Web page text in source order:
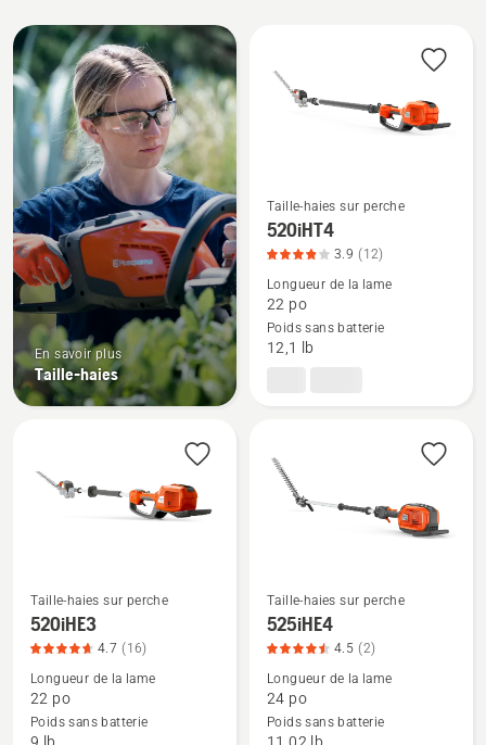
All
products
En savoir plus
Taille-haies
Voir
plus
de
détails
sur
520iHT4,
3.917
Taille-haies sur perche
520iHT4
3.9 (12)
Longueur de la lame
22 po
Poids sans batterie
12,1 lb
Voir
plus
de
détails
sur
Taille-haies sur perche
520iHE3
4.7 (16)
Longueur de la lame
22 po
Poids sans batterie
Voir
plus
de
détails
sur
Taille-haies sur perche
525iHE4
4.5 (2)
Longueur de la lame
24 po
Poids sans batterie